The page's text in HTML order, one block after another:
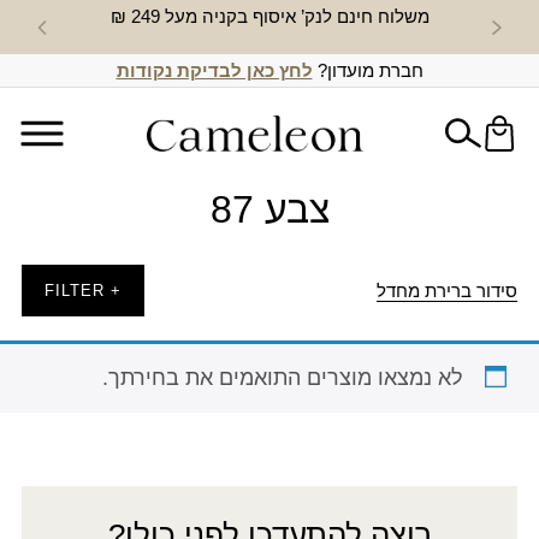
משלוח חינם לנק’ איסוף בקניה מעל 249 ₪ חדש
חברת מועדון? לחץ כאן לבדיקת נקודות
צבע 87
סידור ברירת מחדל + FILTER
לא נמצאו מוצרים התואמים את בחירתך.